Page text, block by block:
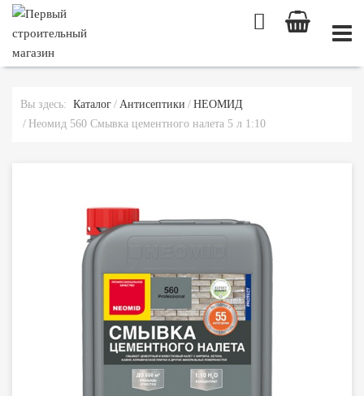
Вы здесь: Каталог Антисептики
НЕОМИД
Неомид 560 Смывка цементного налета 5 л 1:10